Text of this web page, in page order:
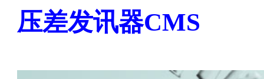
压差发讯器CMS